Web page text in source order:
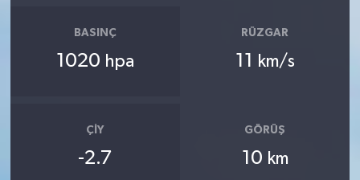
BASINÇ
1020 hpa
RÜZGAR
11 km/s
ÇIY
-2.7
GÖRÜŞ
10 km